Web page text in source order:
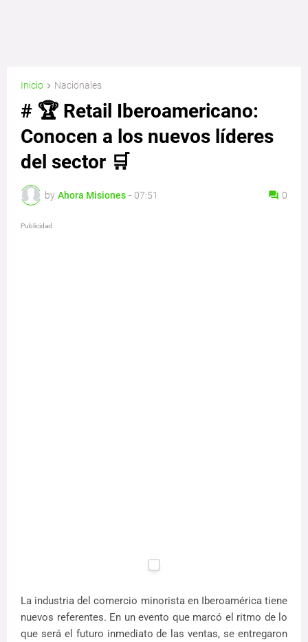
Inicio Nacionales
# 🏆 Retail Iberoamericano:
Conocen a los nuevos líderes
del sector 🛒
by Ahora Misiones - 07:51 0
Publicidad
La industria del comercio minorista en Iberoamérica tiene
nuevos referentes. En un evento que marcó el ritmo de lo
que será el futuro inmediato de las ventas, se entregaron